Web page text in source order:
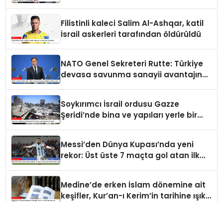
Filistinli kaleci Salim Al-Ashqar, katil
İsrail askerleri tarafından öldürüldü
NATO Genel Sekreteri Rutte: Türkiye
devasa savunma sanayii avantajına
Soykırımcı İsrail ordusu Gazze
Şeridi’nde bina ve yapıları yerle bir
Messi’den Dünya Kupası’nda yeni
rekor: Üst üste 7 maçta gol atan ilk
Medine’de erken İslam dönemine ait
keşifler, Kur’an-ı Kerim’in tarihine ışık